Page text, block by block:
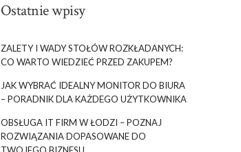
Ostatnie wpisy
ZALETY I WADY STOŁÓW ROZKŁADANYCH:
CO WARTO WIEDZIEĆ PRZED ZAKUPEM?
JAK WYBRAĆ IDEALNY MONITOR DO BIURA
– PORADNIK DLA KAŻDEGO UŻYTKOWNIKA
OBSŁUGA IT FIRM W ŁODZI – POZNAJ
ROZWIĄZANIA DOPASOWANE DO